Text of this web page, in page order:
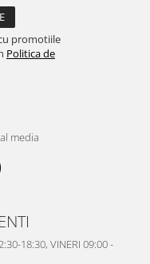
promotiile
Politica de
media
18:30, VINERI 09:00 -